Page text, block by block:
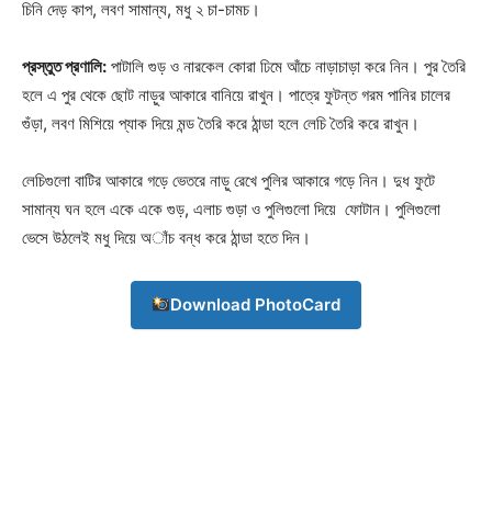
চিনি দেড় কাপ, লবণ সামান্য, মধু ২ চা-চামচ।
প্রস্তুত প্রণালি: পাটালি গুড় ও নারকেল কোরা ঢিমে আঁচে নাড়াচাড়া করে নিন। পুর তৈরি
হলে এ পুর থেকে ছোট নাড়ুর আকারে বানিয়ে রাখুন। পাত্রে ফুটন্ত গরম পানির চালের
গুঁড়া, লবণ মিশিয়ে প্যাক দিয়ে মন্ড তৈরি করে ঠান্ডা হলে লেচি তৈরি করে রাখুন।
লেচিগুলো বাটির আকারে গড়ে ভেতরে নাড়ু রেখে পুলির আকারে গড়ে নিন। দুধ ফুটে
সামান্য ঘন হলে একে একে গুড়, এলাচ গুড়া ও পুলিগুলো দিয়ে ফোটান। পুলিগুলো
ভেসে উঠলেই মধু দিয়ে অাঁচ বন্ধ করে ঠান্ডা হতে দিন।
Download PhotoCard